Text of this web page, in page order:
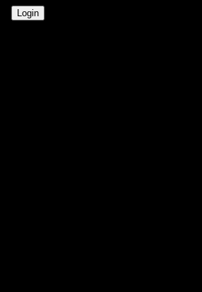
Login